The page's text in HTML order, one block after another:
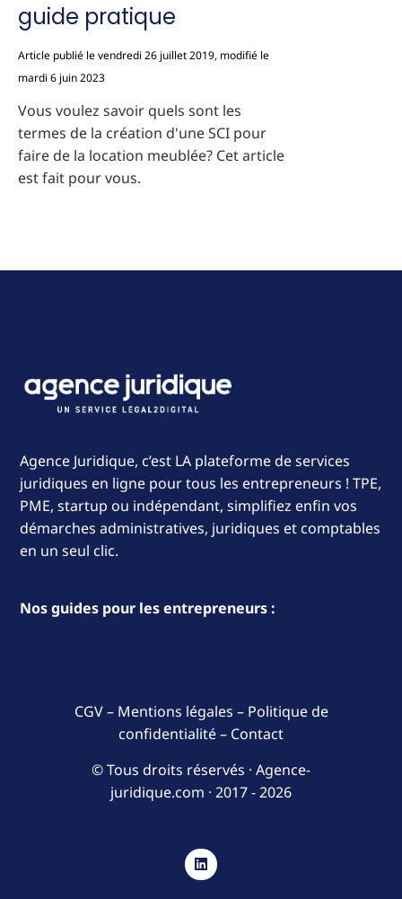
guide pratique
Article publié le vendredi 26 juillet 2019, modifié le
mardi 6 juin 2023
Vous voulez savoir quels sont les
termes de la création d'une SCI pour
faire de la location meublée? Cet article
est fait pour vous.
Agence Juridique, c’est LA plateforme de services
juridiques en ligne pour tous les entrepreneurs ! TPE,
PME, startup ou indépendant, simplifiez enfin vos
démarches administratives, juridiques et comptables
en un seul clic.
Nos guides pour les entrepreneurs :
CGV– Mentions légales – Politique de
confidentialité– Contact
© Tous droits réservés · Agence-
juridique.com · 2017 - 2026